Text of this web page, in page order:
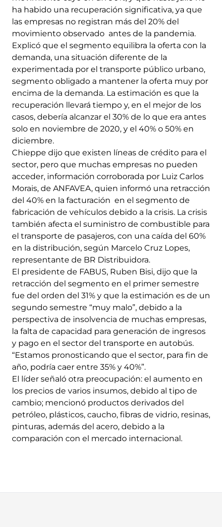
ha habido una recuperación significativa, ya que
las empresas no registran más del 20% del
movimiento observado antes de la pandemia.
Explicó que el segmento equilibra la oferta con la
demanda, una situación diferente de la
experimentada por el transporte público urbano,
segmento obligado a mantener la oferta muy por
encima de la demanda. La estimación es que la
recuperación llevará tiempo y, en el mejor de los
casos, debería alcanzar el 30% de lo que era antes
solo en noviembre de 2020, y el 40% o 50% en
diciembre.
Chieppe dijo que existen líneas de crédito para el
sector, pero que muchas empresas no pueden
acceder, información corroborada por Luiz Carlos
Morais, de ANFAVEA, quien informó una retracción
del 40% en la facturación en el segmento de
fabricación de vehículos debido a la crisis. La crisis
también afecta el suministro de combustible para
el transporte de pasajeros, con una caída del 60%
en la distribución, según Marcelo Cruz Lopes,
representante de BR Distribuidora.
El presidente de FABUS, Ruben Bisi, dijo que la
retracción del segmento en el primer semestre
fue del orden del 31% y que la estimación es de un
segundo semestre “muy malo”, debido a la
perspectiva de insolvencia de muchas empresas,
la falta de capacidad para generación de ingresos
y pago en el sector del transporte en autobús.
“Estamos pronosticando que el sector, para fin de
año, podría caer entre 35% y 40%”.
El líder señaló otra preocupación: el aumento en
los precios de varios insumos, debido al tipo de
cambio; mencionó productos derivados del
petróleo, plásticos, caucho, fibras de vidrio, resinas,
pinturas, además del acero, debido a la
comparación con el mercado internacional.